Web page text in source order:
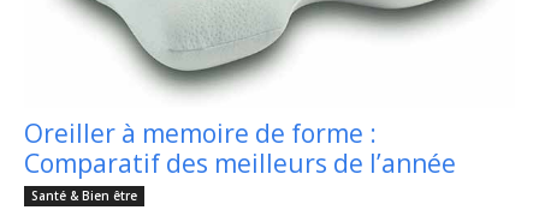
Oreiller à memoire de forme :
Comparatif des meilleurs de l’année
Santé & Bien être